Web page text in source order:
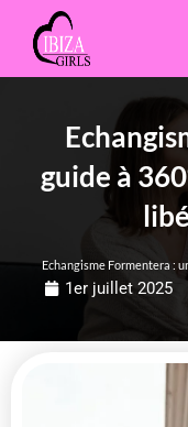
content
guide à
Echangisme Formentera :
1er juillet 2025